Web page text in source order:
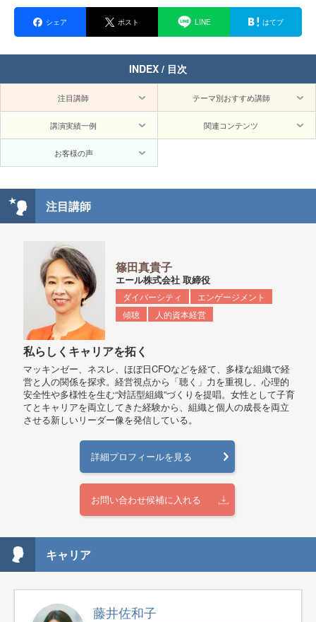
シェア ポスト LINE はてブ
INDEX / 目次
注目講師 テーマ別おすすめ講師
講演実績一例 関連コンテンツ
お客様の声
注目講師
篠田真貴子
エール株式会社 取締役
ダイバーシティ
エンゲージメント
傾聴
人的資本経営
私らしくキャリアを拓く
マッキンゼー、ネスレ、ほぼ日CFOなどを経て、多様な組織で経
営と人の関係を探求。経営視点から「聴く」力を重視し、心理的
安全性や多様性を生む“対話型組織”づくりを提唱。女性として子育
てとキャリアを両立してきた経験から、組織と個人の成長を両立
させる新しいリーダー像を発信している。
詳細プロフィールを見る
お問い合わせ候補に入れる
キャリア
藤井佐和子